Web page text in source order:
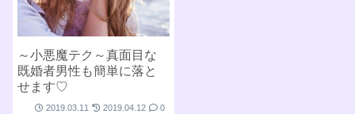
～小悪魔テク～真面目な
既婚者男性も簡単に落と
せます♡
2019.03.11 2019.04.12 0